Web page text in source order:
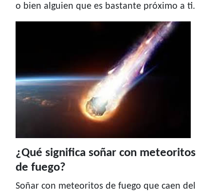
o bien alguien que es bastante próximo a ti.
¿Qué significa soñar con meteoritos
de fuego?
Soñar con meteoritos de fuego que caen del